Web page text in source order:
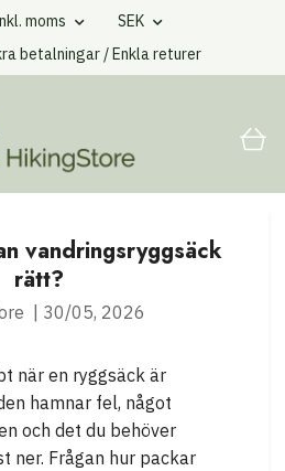
moms
SEK
betalningar / Enkla returer
vandringsryggsäck
rätt?
30/05, 2026
när en ryggsäck är
hamnar fel, något
och det du behöver
ner. Frågan hur packar